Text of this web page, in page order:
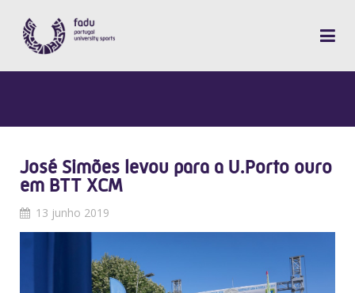
José Simões levou para a U.Porto ouro
em BTT XCM
13 junho 2019